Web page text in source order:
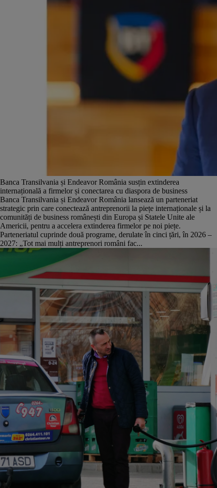
Banca Transilvania și Endeavor România susțin extinderea
internațională a firmelor și conectarea cu diaspora de business
Banca Transilvania și Endeavor România lansează un parteneriat
strategic prin care conectează antreprenorii la piețe internaționale și la
comunități de business românești din Europa și Statele Unite ale
Americii, pentru a accelera extinderea firmelor pe noi piețe.
Parteneriatul cuprinde două programe, derulate în cinci țări, în 2026 –
2027: „Tot mai mulți antreprenori români fac...